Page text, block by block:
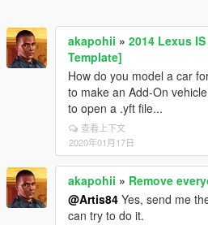
akapohii » 2014 Lexus
Template]
How do you model a car
to make an Add-On
to open a .yft file...
查看上下文
2020年01月17日
akapohii » Remove
@Artis84 Yes, send me
can try to do it.